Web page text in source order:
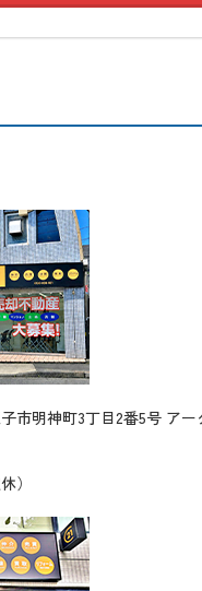
市明神町3丁目2番5号 ア
）